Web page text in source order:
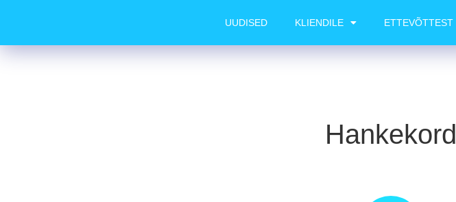
UUDISED KLIENDILE ETTEVÕTTEST
Hankekord